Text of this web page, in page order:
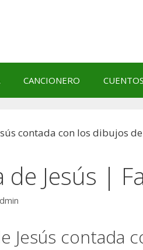
CANCIONERO CUENTOS
de Jesús |
Jesús contada